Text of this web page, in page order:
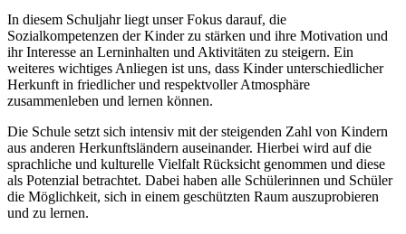
In diesem Schuljahr liegt unser Fokus darauf, die
Sozialkompetenzen der Kinder zu stärken und ihre Motivation und
ihr Interesse an Lerninhalten und Aktivitäten zu steigern. Ein
weiteres wichtiges Anliegen ist uns, dass Kinder unterschiedlicher
Herkunft in friedlicher und respektvoller Atmosphäre
zusammenleben und lernen können.
Die Schule setzt sich intensiv mit der steigenden Zahl von Kindern
aus anderen Herkunftsländern auseinander. Hierbei wird auf die
sprachliche und kulturelle Vielfalt Rücksicht genommen und diese
als Potenzial betrachtet. Dabei haben alle Schülerinnen und Schüler
die Möglichkeit, sich in einem geschützten Raum auszuprobieren
und zu lernen.